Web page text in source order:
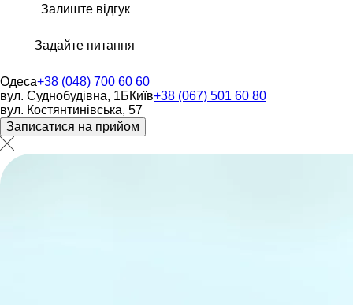
Залиште відгук
Задайте питання
Одеса+38 (048) 700 60 60
вул. Суднобудівна, 1БКиїв+38 (067) 501 60 80
вул. Костянтинівська, 57
Записатися на прийом